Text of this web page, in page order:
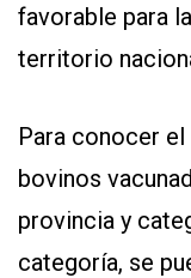
favorable para
territorio
Para conocer
bovinos
provincia y
categoría, se